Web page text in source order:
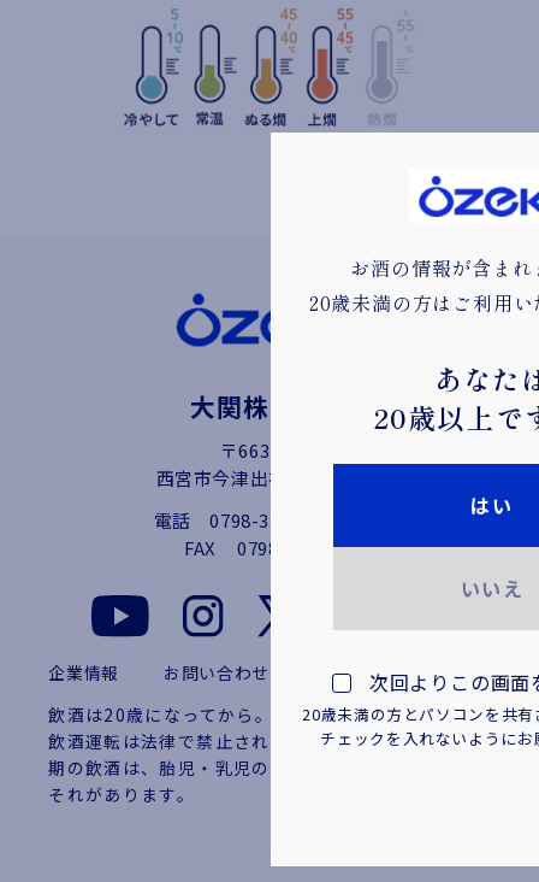
大関株式会社
〒663-8227
西宮市今津出在家町4番9号
電話0798-32-2111（代）
FAX 0798-36-1538
飲酒は20歳になってから。お酒はおいしく適量を。
飲酒運転は法律で禁止されています。妊娠中や授乳
期の飲酒は、胎児・乳児の発育に悪影響を与えるお
それがあります。
企業情報 お問い合わせ プライバシーポリシー
お酒の情報が含ま
20歳未満の方はご利用
あなた
20歳以上で
はい
いいえ
次回よりこの画面
20歳未満の方とパソコンを共
チェックを入れないように